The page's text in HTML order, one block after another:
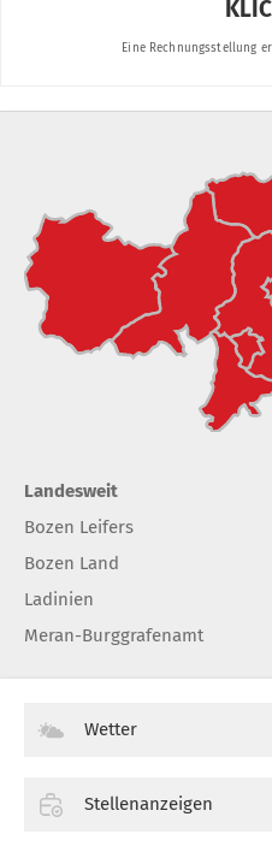
Landesweit
Bozen Leifers
Bozen Land
Ladinien
Meran-Burggrafenamt
Wetter
Stellenanzeigen